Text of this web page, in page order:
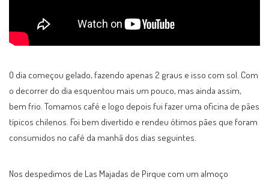
O dia começou gelado, fazendo apenas 2 graus e isso com sol. Com
o decorrer do dia esquentou mais um pouco, mas ainda assim,
bem frio. Tomamos café e logo depois fui fazer uma oficina de pães
típicos chilenos. Foi bem divertido e rendeu ótimos pães que foram
consumidos no café da manhã dos dias seguintes.
Nos despedimos de Las Majadas de Pirque com um almoço